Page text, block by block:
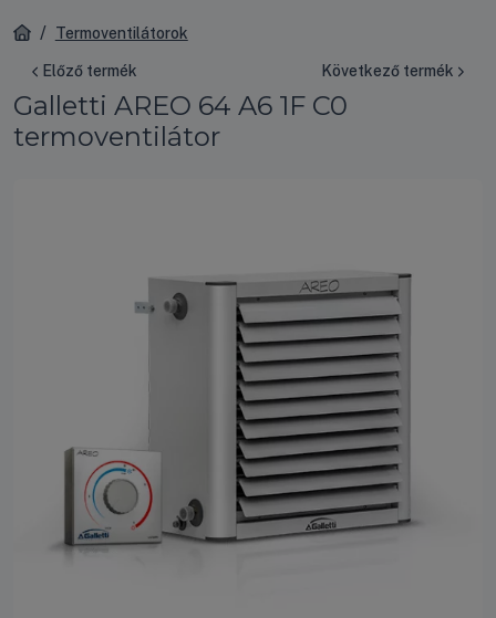
Termoventilátorok
Előző termék Következő termék
Galletti AREO 64 A6 1F C0
termoventilátor